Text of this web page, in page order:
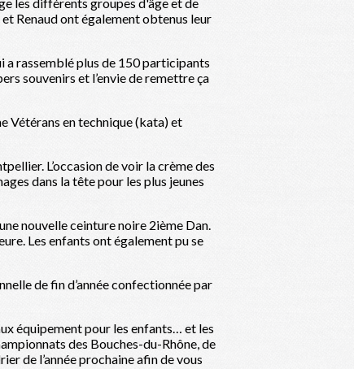
les différents groupes d'âge et de
Renaud ont également obtenus leur
a rassemblé plus de 150 participants
souvenirs et l’envie de remettre ça
Vétérans en technique (kata) et
L’occasion de voir la crème des
dans la tête pour les plus jeunes
nouvelle ceinture noire 2ième Dan.
Les enfants ont également pu se
de fin d’année confectionnée par
équipement pour les enfants… et les
des Bouches-du-Rhône, de
de l’année prochaine afin de vous